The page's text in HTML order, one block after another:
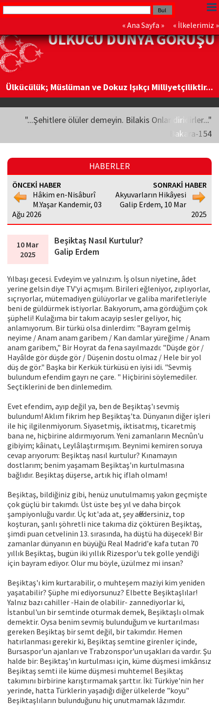
« Ana Sayfa » « İlkelerimiz »
ÜLKÜCÜ DÜNYA GÖRÜŞÜ
Ülkücülük; Müslüman ve Dokuz Işıkçı Milliyetçiliktir...
"...Şehitlere ölüler demeyin. Bilakis Onlar diridirler..."
Bakara-154
HABERLER
ÖNCEKİ HABER
Hâkim en-Nisâburî
M.Yaşar Kandemir, 03
Ağu 2026
SONRAKİ HABER
Akyuvarların Hikâyesi
Galip Erdem, 10 Mar
2025
10 Mar
2025
Beşiktaş Nasıl Kurtulur?
Galip Erdem
Yılbaşı gecesi. Evdeyim ve yalnızım. İş olsun niyetine, âdet
yerine gelsin diye TV'yi açmışım. Birileri eğleniyor, zıplıyorlar,
sıçrıyorlar, mütemadiyen gülüyorlar ve galiba marifetleriyle
beni de güldürmek istiyorlar. Bakıyorum, ama gördüğüm çok
şüpheli! Kulağıma bir takım acayip sesler geliyor, hiç
anlamıyorum. Bir türkü olsa dinlerdim: "Bayram gelmiş
neyime / Anam anam garibem / Kan damlar yüreğime / Anam
anam garibem," Bir Hoyrat da fena sayılmazdı: "Düşde gör /
Hayâlde gör düşde gör / Düşenin dostu olmaz / Hele bir yol
düş de gör." Başka bir Kerkük türküsü en iyisi idi. "Sevmiş
bulundum efendim gayrı ne çare. " Hiçbirini söylemediler.
Seçtiklerini de ben dinlemedim.
Evet efendim, ayıp değil ya, ben de Beşiktaş'ı sevmiş
bulundum! Aklım fikrim hep Beşiktaş'ta. Dünyanın diğer işleri
ile hiç ilgilenmiyorum. Siyasetmiş, iktisatmış, ticaretmiş
bana ne, hiçbirine aldırmıyorum. Yeni zamanların Mecnûn'u
gibiyim; kâinatı, Leylâlaştırmışım. Beynimi kemiren soruya
cevap arıyorum: Beşiktaş nasıl kurtulur? Kınamayın
dostlarım; benim yaşamam Beşiktaş'ın kurtulmasına
bağlıdır. Beşiktaş düşerse, artık hiç iflah olmam!
Beşiktaş, bildiğiniz gibi, henüz unutulmamış yakın geçmişte
çok güçlü bir takımdı. Üst üste beş yıl ve daha birçok
şampiyonluğu vardır. Üç kıt'ada at, şey affedersiniz, top
koşturan, şanlı şöhretli nice takıma diz çöktüren Beşiktaş,
şimdi puan cetvelinin 13. sırasında, ha düştü ha düşecek! Bir
zamanlar dünyanın en büyüğü Real Madrid'e kafa tutan 70
yıllık Beşiktaş, bugün iki yıllık Rizespor'u tek golle yendiği
için bayram ediyor. Olur mu böyle, üzülmez mi insan?
Beşiktaş'ı kim kurtarabilir, o muhteşem maziyi kim yeniden
yaşatabilir? Şüphe mi ediyorsunuz? Elbette Beşiktaşlılar!
Yalnız bazı cahiller -Hain de olabilir- zannediyorlar ki,
İstanbul'un bir semtinde oturmak demek, Beşiktaşlı olmak
demektir. Oysa benim sevmiş bulunduğum ve kurtarılması
gereken Beşiktaş bir semt değil, bir takımdır. Hemen
hatırlanması gerekir ki, Beşiktaş semtine girenler içinde,
Bursaspor'un ajanları ve Trabzonspor'un uşakları da vardır. Şu
halde bir: Beşiktaş'ın kurtulması için, küme düşmesi imkânsız
Beşiktaş semti ile küme düşmesi muhtemel Beşiktaş
takımını birbirine karıştırmamak şarttır. İki: Türkiye'nin her
yerinde, hatta Türklerin yaşadığı diğer ülkelerde "koyu"
Beşiktaşlıların bulunduğunu hiç unutmamak lâzımdır.